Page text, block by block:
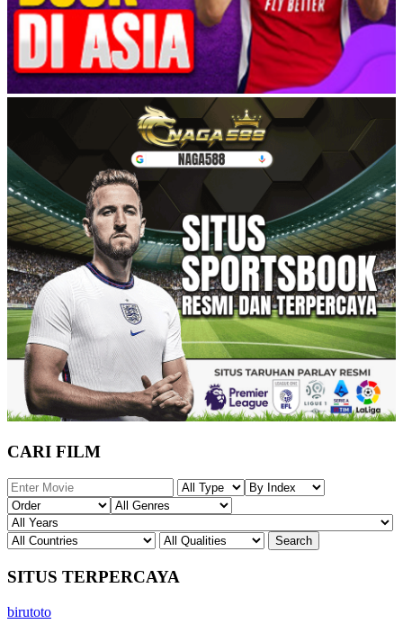
CARI FILM
SITUS TERPERCAYA
birutoto